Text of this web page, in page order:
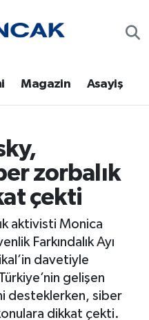
Magazin Asayiş
zorbalık
çekti
aktivisti Monica
Farkındalık Ayı
davetiyle
gelişen
desteklerken, siber
dikkat çekti.
ve Fikstür